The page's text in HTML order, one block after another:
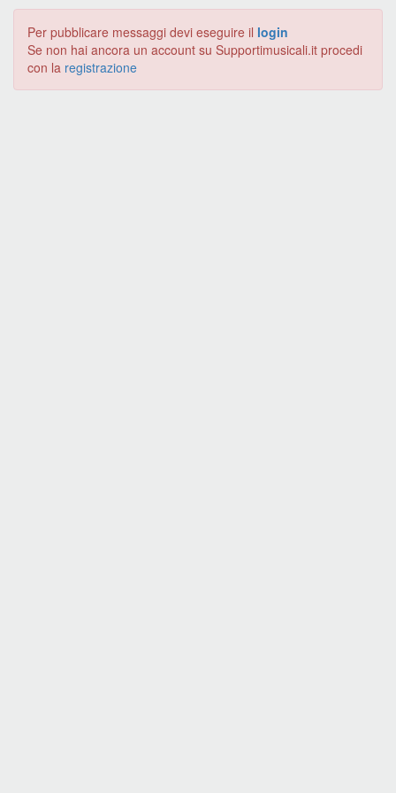
Per pubblicare messaggi devi eseguire il login
Se non hai ancora un account su Supportimusicali.it procedi
con la registrazione